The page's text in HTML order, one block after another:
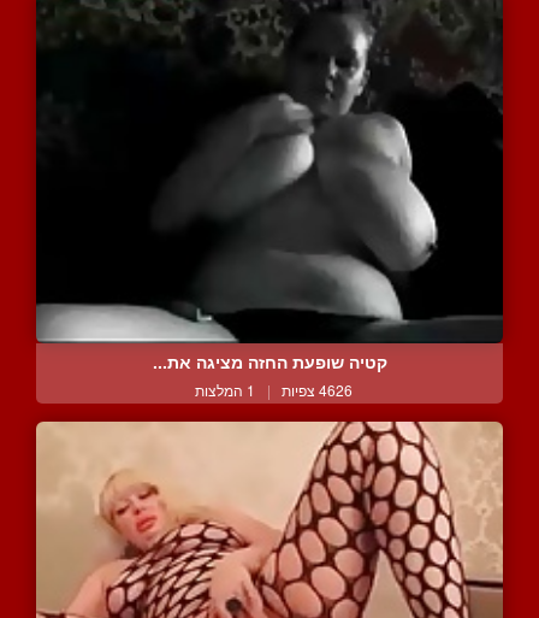
קטיה שופעת החזה מציגה את...
4626 צפיות | 1 המלצות